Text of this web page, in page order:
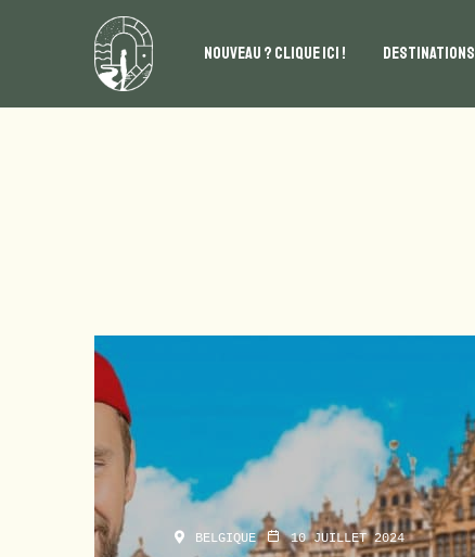
NOUVEAU ? CLIQUE ICI ! DESTINATIONS
BELGIQUE 10 JUILLET 2024